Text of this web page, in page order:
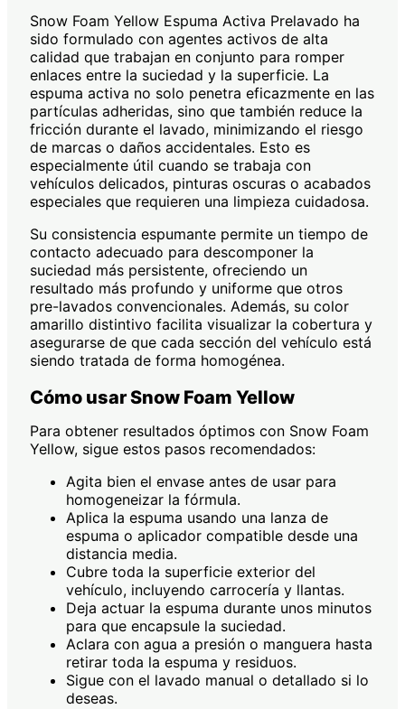
Snow Foam Yellow Espuma Activa Prelavado ha
sido formulado con agentes activos de alta
calidad que trabajan en conjunto para romper
enlaces entre la suciedad y la superficie. La
espuma activa no solo penetra eficazmente en las
partículas adheridas, sino que también reduce la
fricción durante el lavado, minimizando el riesgo
de marcas o daños accidentales. Esto es
especialmente útil cuando se trabaja con
vehículos delicados, pinturas oscuras o acabados
especiales que requieren una limpieza cuidadosa.
Su consistencia espumante permite un tiempo de
contacto adecuado para descomponer la
suciedad más persistente, ofreciendo un
resultado más profundo y uniforme que otros
pre-lavados convencionales. Además, su color
amarillo distintivo facilita visualizar la cobertura y
asegurarse de que cada sección del vehículo está
siendo tratada de forma homogénea.
Cómo usar Snow Foam Yellow
Para obtener resultados óptimos con Snow Foam
Yellow, sigue estos pasos recomendados:
Agita bien el envase antes de usar para
homogeneizar la fórmula.
Aplica la espuma usando una lanza de
espuma o aplicador compatible desde una
distancia media.
Cubre toda la superficie exterior del
vehículo, incluyendo carrocería y llantas.
Deja actuar la espuma durante unos minutos
para que encapsule la suciedad.
Aclara con agua a presión o manguera hasta
retirar toda la espuma y residuos.
Sigue con el lavado manual o detallado si lo
deseas.